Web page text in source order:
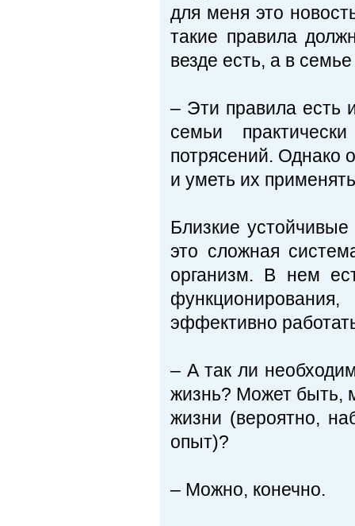
для меня это
такие правила
везде есть, а в семье
– Эти правила есть
семьи
потрясений. Однако
и уметь их
Близкие
это сложная
организм. В нем
эффективно
– А так ли
жизнь? Может быть,
жизни (вероятно,
опыт)?
– Можно, конечно.